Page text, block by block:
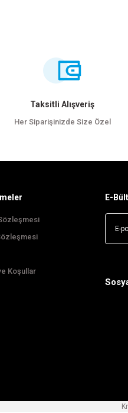
Taksitli Alışveriş
Her Siparişinizde Size Özel
Koşullar
E-